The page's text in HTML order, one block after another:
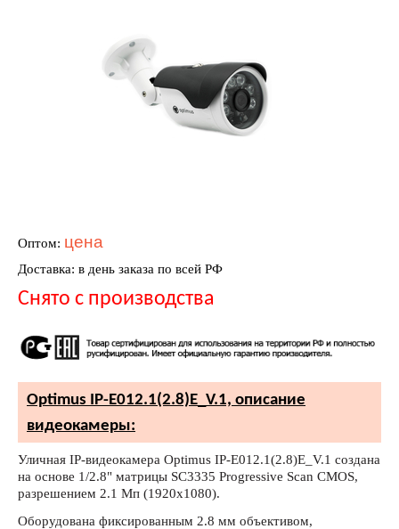
Оптом: цена
Доставка: в день заказа по всей РФ
Снято с производства
Optimus IP-E012.1(2.8)E_V.1, описание
видеокамеры:
Уличная IP-видеокамера Optimus IP-E012.1(2.8)E_V.1 создана
на основе 1/2.8" матрицы SC3335 Progressive Scan CMOS,
разрешением 2.1 Мп (1920х1080).
Оборудована фиксированным 2.8 мм объективом,